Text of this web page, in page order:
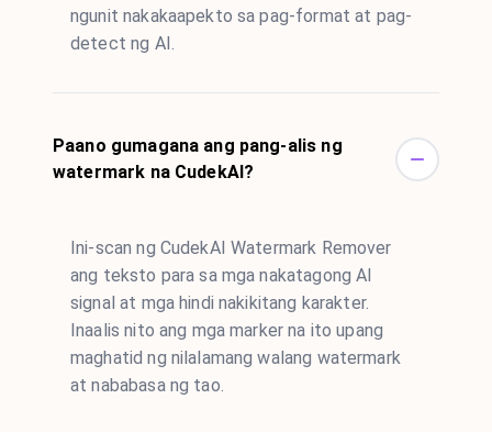
ngunit nakakaapekto sa pag-format at pag-
detect ng AI.
Paano gumagana ang pang-alis ng
watermark na CudekAI?
Ini-scan ng CudekAI Watermark Remover
ang teksto para sa mga nakatagong AI
signal at mga hindi nakikitang karakter.
Inaalis nito ang mga marker na ito upang
maghatid ng nilalamang walang watermark
at nababasa ng tao.